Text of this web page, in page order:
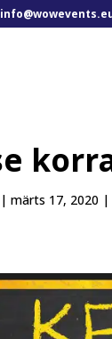
|märts 17, 2020 |